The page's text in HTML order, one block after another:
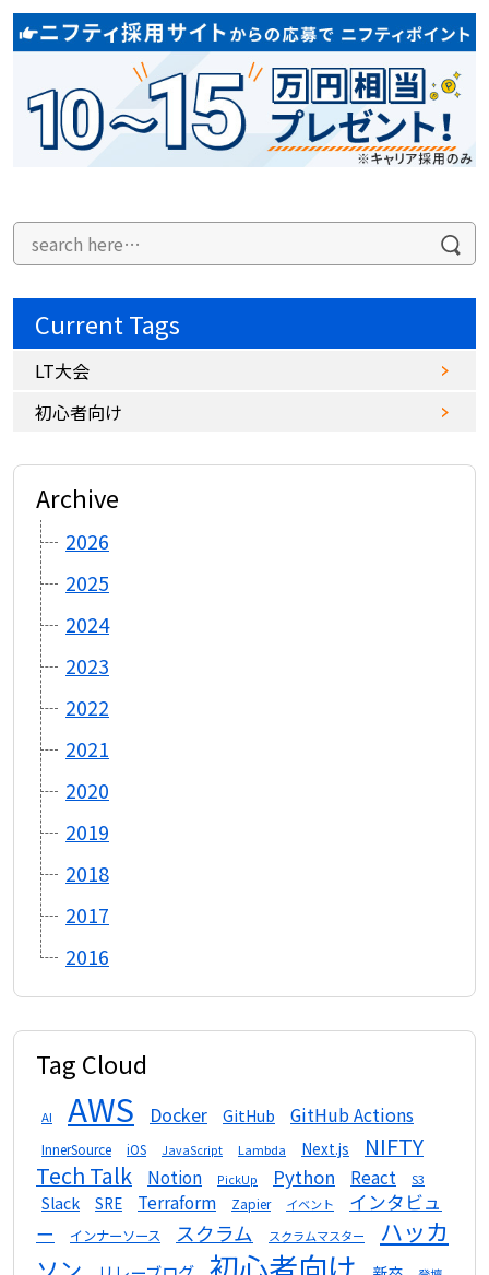
Current Tags
LT大会
初心者向け
Archive
2026
2025
2024
2023
2022
2021
2020
2019
2018
2017
2016
Tag Cloud
AI AWS Docker GitHub GitHub Actions
InnerSource iOS JavaScript Lambda Next.js
NIFTY
Tech Talk
Notion PickUp Python React S3
Slack SRE Terraform Zapier イベント
インタビュ
ー
インナーソース スクラム スクラムマスター
ハッカ